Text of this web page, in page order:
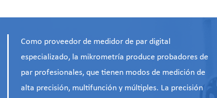
Como proveedor de medidor de par digital
especializado, la mikrometría produce probadores de
par profesionales, que tienen modos de medición de
alta precisión, multifunción y múltiples. La precisión